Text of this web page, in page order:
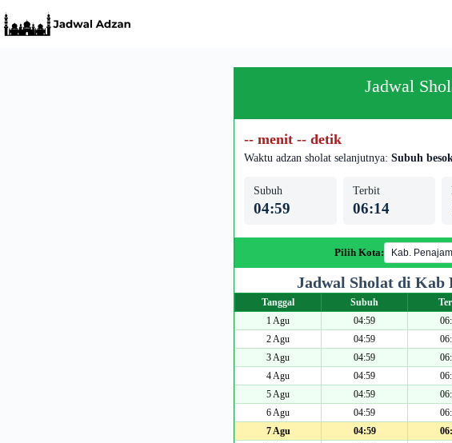
to
content
Jadwal
-- menit -- detik
Waktu adzan sholat selanjutnya: Subuh
Subuh
04:59
Terbit
06:14
Pilih Kota:
Jadwal Sholat di Kab
Tanggal Subuh
1 Agu
04:59
2 Agu
04:59
3 Agu
04:59
4 Agu
04:59
5 Agu
04:59
6 Agu
04:59
7 Agu
04:59